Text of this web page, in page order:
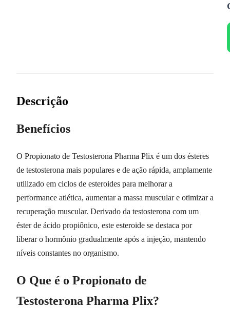
Descrição
Benefícios
O Propionato de Testosterona Pharma Plix é um dos ésteres
de testosterona mais populares e de ação rápida, amplamente
utilizado em ciclos de esteroides para melhorar a
performance atlética, aumentar a massa muscular e otimizar a
recuperação muscular. Derivado da testosterona com um
éster de ácido propiônico, este esteroide se destaca por
liberar o hormônio gradualmente após a injeção, mantendo
níveis constantes no organismo.
O Que é o Propionato de
Testosterona Pharma Plix?